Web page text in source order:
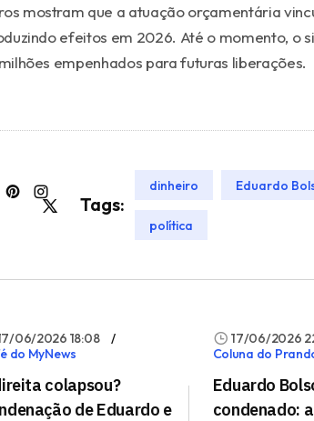
mostram que a atuação orçamentária
efeitos em 2026. Até o momento, o
empenhados para futuras liberações.
Tags:
dinheiro Eduardo
política
06/2026 18:08
do MyNews
colapsou?
de Eduardo e
17/06/2026
Coluna do
Eduardo
condenado: